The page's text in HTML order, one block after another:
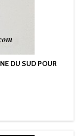
DU SUD POUR